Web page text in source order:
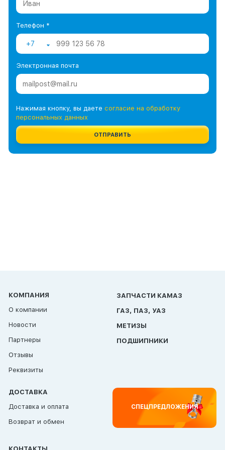
Телефон *
+7
Электронная почта
Нажимая кнопку, вы даете согласие на обработку
персональных данных
ОТПРАВИТЬ
КОМПАНИЯ
О компании
Новости
Партнеры
Отзывы
Реквизиты
ЗАПЧАСТИ КАМАЗ
ГАЗ, ПАЗ, УАЗ
МЕТИЗЫ
ПОДШИПНИКИ
ДОСТАВКА
Доставка и оплата
Возврат и обмен
СПЕЦПРЕДЛОЖЕНИЯ